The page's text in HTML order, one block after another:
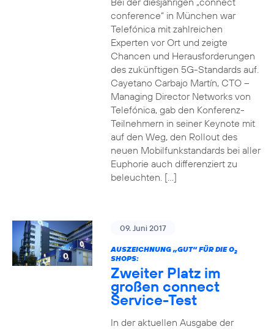
conference“ in München war
Telefónica mit zahlreichen
Experten vor Ort und zeigte
Chancen und Herausforderungen
des zukünftigen 5G-Standards auf.
Cayetano Carbajo Martín, CTO –
Managing Director Networks von
Telefónica, gab den Konferenz-
Teilnehmern in seiner Keynote mit
auf den Weg, den Rollout des
neuen Mobilfunkstandards bei aller
Euphorie auch differenziert zu
beleuchten. […]
09. Juni 2017
AUSZEICHNUNG „GUT“ FÜR DIE O2
SHOPS:
Zweiter Platz im
großen connect
Service-Test
In der aktuellen Ausgabe der